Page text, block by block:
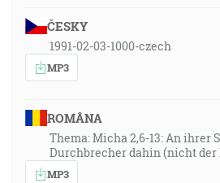
ČESKY
1991-02-03-1000-czech
MP3
ROMÂNA
Thema: Micha 2,6-13: An ihrer
Durchbrecher dahin (nicht der
MP3